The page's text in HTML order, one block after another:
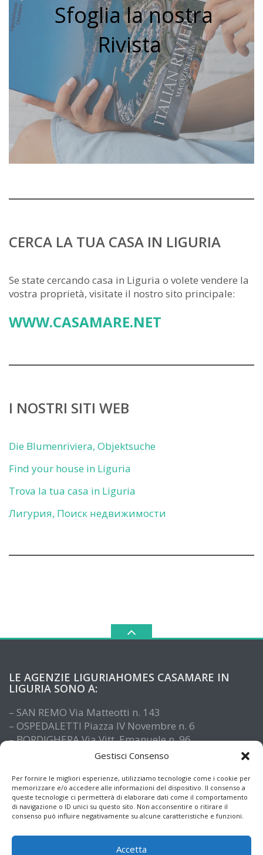
Gestisci Consenso
Per fornire le migliori esperienze, utilizziamo tecnologie come i cookie per
memorizzare e/o accedere alle informazioni del dispositivo. Il consenso a
queste tecnologie ci permetterà di elaborare dati come il comportamento
di navigazione o ID unici su questo sito. Non acconsentire o ritirare il
consenso può influire negativamente su alcune caratteristiche e funzioni.
Accetta
Sfoglia la nostra
Rivista
CERCA LA TUA CASA IN LIGURIA
Se state cercando casa in Liguria o volete vendere la
vostra proprietà, visitate il nostro sito principale:
WWW.CASAMARE.NET
I NOSTRI SITI WEB
Die Blumenriviera, Objektsuche
Find your house in Liguria
Trova la tua casa in Liguria
Лигурия, Поиск недвижимости
LE AGENZIE LIGURIAHOMES CASAMARE IN
LIGURIA SONO A:
– SAN REMO Via Matteotti n. 143
– OSPEDALETTI Piazza IV Novembre n. 6
– BORDIGHERA Via Vitt. Emanuele n. 96
– IMPERIA Piazza De Amicis n. 15
– ALASSIO Via XX Settembre n. 61